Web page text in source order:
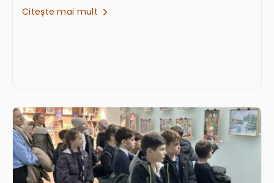
Citește mai mult